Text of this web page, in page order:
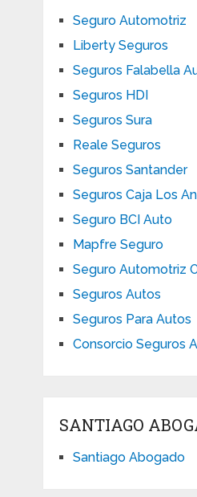
Seguro Automotriz
Liberty Seguros
Seguros Falabella
Seguros HDI
Seguros Sura
Reale Seguros
Seguros Santander
Seguros Caja Los
Seguro BCI Auto
Mapfre Seguro
Seguro Automotriz
Seguros Autos
Seguros Para Autos
Consorcio Seguros
SANTIAGO
Santiago Abogado